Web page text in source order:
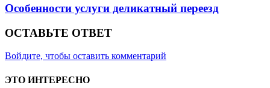
Особенности услуги деликатный переезд
ОСТАВЬТЕ ОТВЕТ
Войдите, чтобы оставить комментарий
ЭТО ИНТЕРЕСНО